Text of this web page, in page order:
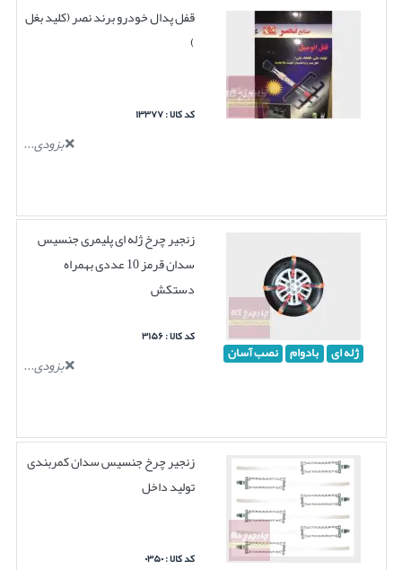
قفل پدال خودرو برند نصر (کلید بغل
)
کد کالا : ۱۳۳۷۷
بزودی...
ژله ای بادوام نصب آسان
زنجیر چرخ ژله ای پلیمری جنسیس
سدان قرمز 10 عددی بهمراه
دستکش
کد کالا : ۳۱۵۶
بزودی...
زنجیر چرخ جنسیس سدان کمربندی
تولید داخل
کد کالا : ۰۳۵۰